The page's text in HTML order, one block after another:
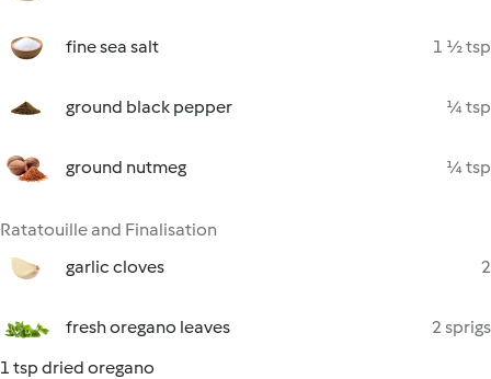
fine sea salt 1 ½ tsp
ground black pepper ¼ tsp
ground nutmeg ¼ tsp
Ratatouille and Finalisation
garlic cloves
2
fresh oregano leaves
2 sprigs
1 tsp dried oregano